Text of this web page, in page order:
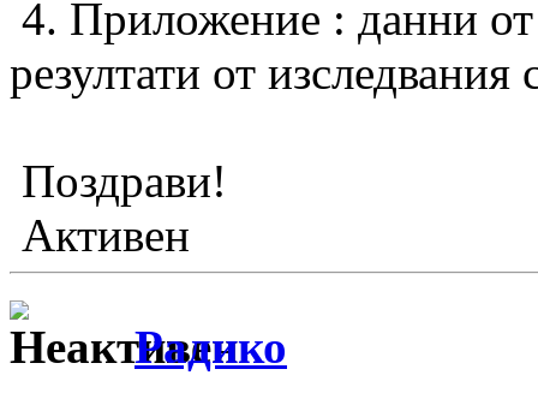
4. Приложение : данни
резултати от
Поздрави!
Активен
Радико